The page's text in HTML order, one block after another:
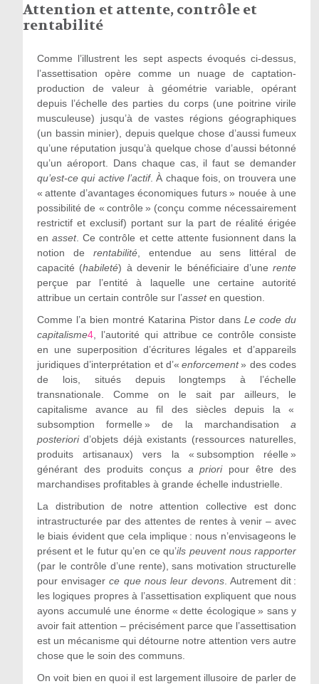
Attention et attente, contrôle et
rentabilité
Comme l’illustrent les sept aspects évoqués ci-dessus,
l’assettisation opère comme un nuage de captation-
production de valeur à géométrie variable, opérant
depuis l’échelle des parties du corps (une poitrine virile
musculeuse) jusqu’à de vastes régions géographiques
(un bassin minier), depuis quelque chose d’aussi fumeux
qu’une réputation jusqu’à quelque chose d’aussi bétonné
qu’un aéroport. Dans chaque cas, il faut se demander
qu’est-ce qui active l’actif. À chaque fois, on trouvera une
« attente d’avantages économiques futurs » nouée à une
possibilité de « contrôle » (conçu comme nécessairement
restrictif et exclusif) portant sur la part de réalité érigée
enasset. Ce contrôle et cette attente fusionnent dans la
notion de rentabilité, entendue au sens littéral de
capacité (habileté) à devenir le bénéficiaire d’unerente
perçue par l’entité à laquelle une certaine autorité
attribue un certain contrôle sur l’asseten question.
Comme l’a bien montré Katarina Pistor dansLe code du
capitalisme4, l’autorité qui attribue ce contrôle consiste
en une superposition d’écritures légales et d’appareils
juridiques d’interprétation et d’«enforcement» des codes
de lois, situés depuis longtemps à l’échelle
transnationale. Comme on le sait par ailleurs, le
capitalisme avance au fil des siècles depuis la «
subsomption formelle » de la marchandisationa
posteriorid’objets déjà existants (ressources naturelles,
produits artisanaux) vers la « subsomption réelle »
générant des produits conçus a prioripour être des
marchandises profitables à grande échelle industrielle.
La distribution de notre attention collective est donc
intrastructurée par des attentes de rentes à venir – avec
le biais évident que cela implique : nous n’envisageons le
présent et le futur qu’en ce qu’ils peuvent nous rapporter
(par le contrôle d’une rente), sans motivation structurelle
pour envisagerce que nous leur devons. Autrement dit :
les logiques propres à l’assettisation expliquent que nous
ayons accumulé une énorme « dette écologique » sans y
avoir fait attention – précisément parce que l’assettisation
est un mécanisme qui détourne notre attention vers autre
chose que le soin des communs.
On voit bien en quoi il est largement illusoire de parler de